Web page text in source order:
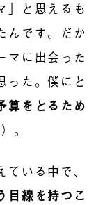
」と思えるも
んです。だか
マに出会った
った。僕にと
算をとるため
。
いる中で、
目線を持つこ